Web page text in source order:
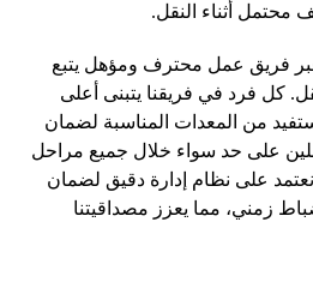
محتمل أثناء النقل.
عبر فريق عمل محترف ومؤهل يتبع
كل فرد في فريقنا يتبنى أعلى
من المعدات المناسبة لضمان
على حد سواء خلال جميع مراحل
نعتمد على نظام إدارة دقيق لضمان
زمني، مما يعزز مصداقيتنا